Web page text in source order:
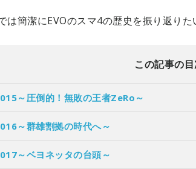
は簡潔にEVOのスマ4の歴史を振り返り
この記事の
～圧倒的！無敗の王者ZeRo～
～群雄割拠の時代へ～
～ベヨネッタの台頭～